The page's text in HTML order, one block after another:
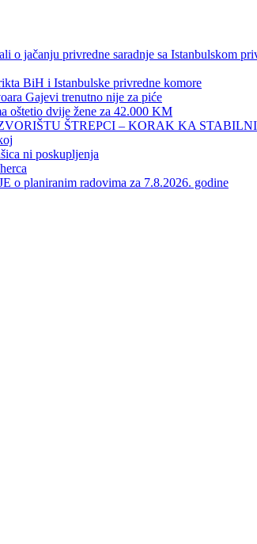
o jačanju privredne saradnje sa Istanbulskom
BiH i Istanbulske privredne komore
Gajevi trenutno nije za piće
oštetio dvije žene za 42.000 KM
ŠTREPCI – KORAK KA
ni poskupljenja
planiranim radovima za 7.8.2026. godine